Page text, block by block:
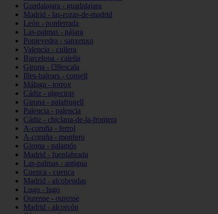
Guadalajara - guadalajara
Madrid - las-rozas-de-madrid
León - ponferrada
Las-palmas - pájara
Pontevedra - sanxenxo
Valencia - cullera
Barcelona - calella
Girona - l39escala
Illes-balears - consell
Málaga - torrox
Cádiz - algeciras
Girona - palafrugell
Palencia - palencia
Cádiz - chiclana-de-la-frontera
A-coruña - ferrol
A-coruña - monfero
Girona - palamós
Madrid - fuenlabrada
Las-palmas - antigua
Cuenca - cuenca
Madrid - alcobendas
Lugo - lugo
Ourense - ourense
Madrid - alcorcón